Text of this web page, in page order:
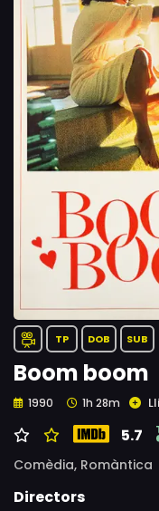
TP DOB SUB
Boom boom
1990 1h 28m
5.7
Comèdia, Romàntica
Directors